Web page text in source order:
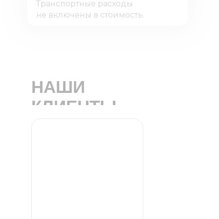
Транспортные расходы
не включены в стоимость.
НАШИ
КЛИЕНТЫ